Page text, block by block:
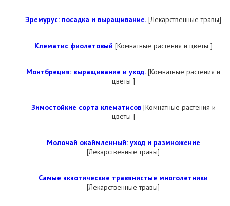
Эремурус: посадка и выращивание. [Лекарственные травы]
Клематис фиолетовый [Комнатные растения и цветы ]
Монтбреция: выращивание и уход. [Комнатные растения и
цветы ]
Зимостойкие сорта клематисов[Комнатные растения и
цветы ]
Молочай окаймленный: уход и размножение
[Лекарственные травы]
Самые экзотические травянистые многолетники
[Лекарственные травы]